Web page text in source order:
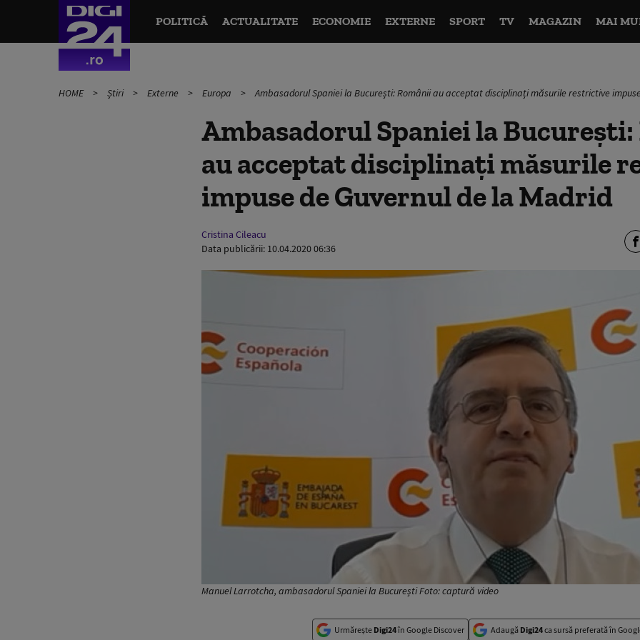
POLITICĂ ACTUALITATE ECONOMIE EXTERNE SPORT TV MAGAZIN MAI
HOME Știri Externe Europa Ambasadorul Spaniei la București: Românii au acceptat disciplinați măsurile restrictive
Ambasadorul Spaniei la
au acceptat disciplinați măsurile
impuse de Guvernul de la Madrid
Cristina Cileacu
Data publicării: 10.04.2020 06:36
Manuel Larrotcha, ambasadorul Spaniei la București Foto: captură video
Urmărește Digi24în Google Discover Adaugă Digi24ca sursă preferată în